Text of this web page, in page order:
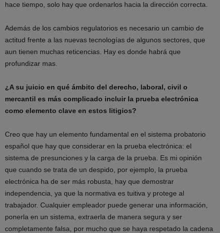
hace tiempo, solo hay que ordenarlos hacia la dirección correcta.
Además de los cambios regulatorios es necesario un cambio de
actitud frente a las nuevas tecnologías de algunos sectores, que
aun tienen muchas reticencias. Hay es donde habrá que
profundizar mas.
¿A su juicio en qué ámbito del derecho, laboral, civil o
mercantil es más complicado incluir la prueba electrónica
como elemento clave en estos litigios?
Creo que hay un elemento fundamental en el sistema probatorio
español que hay que considerar en la prueba electrónica: el
sistema de presunciones y la carga de la prueba. Es mi opinión
que cuando se trata de un despido, por ejemplo, la prueba
electrónica ha de ser más robusta, hay que demostrar
independencia, ya que la normativa es tuitiva y protege al
trabajador. Cualquier empleador puede generar una información,
ponerla en un sistema, extraerla de manera segura y ser
completamente falsa, por mucho que se haya respetado la cadena